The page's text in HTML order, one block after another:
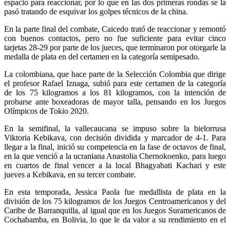
espacio para reaccionar, por lo que en las dos primeras rondas se la
pasó tratando de esquivar los golpes técnicos de la china.
En la parte final del combate, Caicedo trató de reaccionar y remontó
con buenos contactos, pero no fue suficiente para evitar cinco
tarjetas 28-29 por parte de los jueces, que terminaron por otorgarle la
medalla de plata en del certamen en la categoría semipesado.
La colombiana, que hace parte de la Selección Colombia que dirige
el profesor Rafael Iznaga, subió para este certamen de la categoría
de los 75 kilogramos a los 81 kilogramos, con la intención de
probarse ante boxeadoras de mayor talla, pensando en los Juegos
Olímpicos de Tokio 2020.
En la semifinal, la vallecaucana se impuso sobre la bielorrusa
Viktoria Kebikava, con decisión dividida y marcador de 4-1. Para
llegar a la final, inició su competencia en la fase de octavos de final,
en la que venció a la ucraniana Anastolia Chernokoenko, para luego
en cuartos de final vencer a la local Bhagyabati Kachari y este
jueves a Kebikava, en su tercer combate.
En esta temporada, Jessica Paola fue medallista de plata en la
división de los 75 kilogramos de los Juegos Centroamericanos y del
Caribe de Barranquilla, al igual que en los Juegos Suramericanos de
Cochabamba, en Bolivia, lo que le da valor a su rendimiento en el